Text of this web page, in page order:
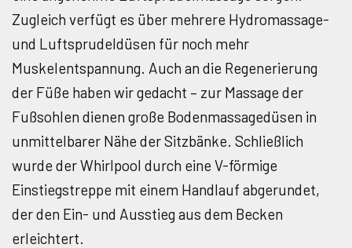
Zugleich verfügt es über mehrere Hydromassage-
und Luftsprudeldüsen für noch mehr
Muskelentspannung. Auch an die Regenerierung
der Füße haben wir gedacht – zur Massage der
Fußsohlen dienen große Bodenmassagedüsen in
unmittelbarer Nähe der Sitzbänke. Schließlich
wurde der Whirlpool durch eine V-förmige
Einstiegstreppe mit einem Handlauf abgerundet,
der den Ein- und Ausstieg aus dem Becken
erleichtert.